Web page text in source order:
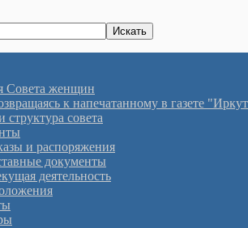
Cовета женщин
к напечатанному в газете
структура совета
и распоряжения
документы
деятельность